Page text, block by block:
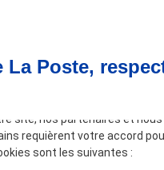
Poste,
site, nos partenaires et nous
requièrent votre accord
sont les suivantes :